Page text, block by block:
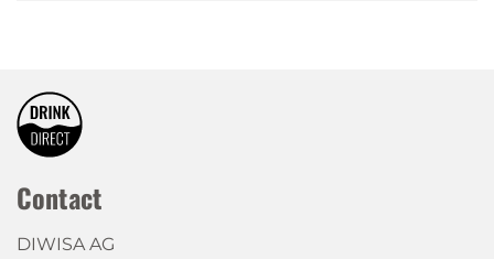
Contact
DIWISA AG